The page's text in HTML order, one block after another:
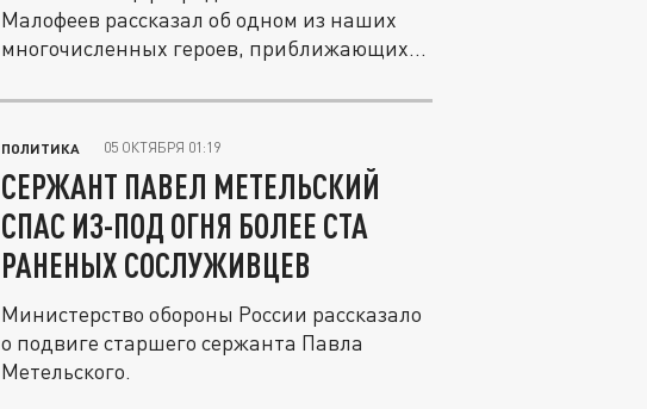
Малофеев рассказал об одном из наших
многочисленных героев, приближающих...
ПОЛИТИКА 05 ОКТЯБРЯ 01:19
СЕРЖАНТ ПАВЕЛ МЕТЕЛЬСКИЙ
СПАС ИЗ-ПОД ОГНЯ БОЛЕЕ СТА
РАНЕНЫХ СОСЛУЖИВЦЕВ
Министерство обороны России рассказало
о подвиге старшего сержанта Павла
Метельского.